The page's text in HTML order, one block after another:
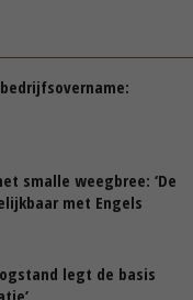
smalle weegbree: ‘De
met Engels
legt de basis